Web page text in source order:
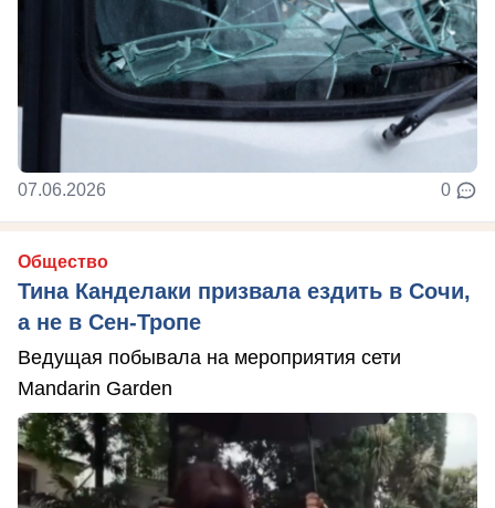
07.06.2026 0
Общество
Тина Канделаки призвала ездить в Сочи,
а не в Сен-Тропе
Ведущая побывала на мероприятия сети
Mandarin Garden